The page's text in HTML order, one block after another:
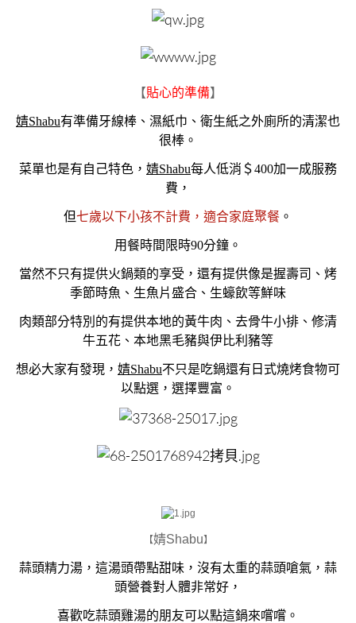
【貼心的準備】
婧Shabu有準備牙線棒、濕紙巾、衛生紙之外廁所的清潔也
很棒。
菜單也是有自己特色， 婧Shabu每人低消＄400加一成服務
費，
但七歲以下小孩不計費，適合家庭聚餐 。
用餐時間限時90分鐘。
當然不只有提供火鍋類的享受，還有提供像是握壽司、烤
季節時魚、生魚片盛合、生蠔飲等鮮味
肉類部分特別的有提供本地的黃牛肉、去骨牛小排、修清
牛五花、本地黑毛豬與伊比利豬等
想必大家有發現， 婧Shabu不只是吃鍋還有日式燒烤食物可
以點選，選擇豐富。
【婧Shabu】
蒜頭精力湯，這湯頭帶點甜味，沒有太重的蒜頭嗆氣，蒜
頭營養對人體非常好，
喜歡吃蒜頭雞湯的朋友可以點這鍋來嚐嚐。